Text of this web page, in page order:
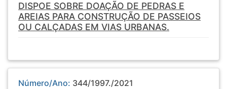
DISPOE SOBRE DOAÇÃO DE PEDRAS E
AREIAS PARA CONSTRUÇÃO DE PASSEIOS
OU CALÇADAS EM VIAS URBANAS.
Número/Ano: 344/1997./2021